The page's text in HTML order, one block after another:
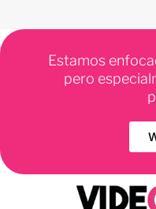
Estamos
pero